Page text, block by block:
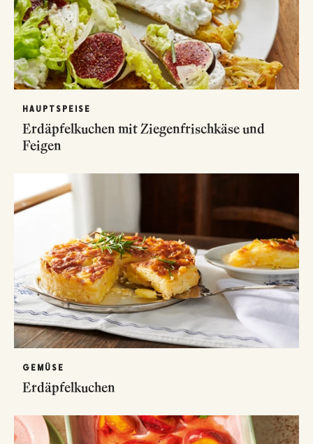
HAUPTSPEISE
Erdäpfelkuchen mit Ziegenfrischkäse und
Feigen
GEMÜSE
Erdäpfelkuchen